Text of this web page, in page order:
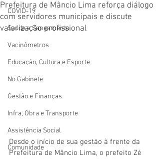
COVID-19
Saúde e Saneamento
Vacinômetros
Educação, Cultura e Esporte
No Gabinete
Gestão e Finanças
Infra, Obra e Transporte
Assistência Social
Comunidade
Prefeitura de Mâncio Lima reforça diálogo
com servidores municipais e discute
valorização profissional
Desde o início de sua gestão à frente da
Prefeitura de Mâncio Lima, o prefeito Zé